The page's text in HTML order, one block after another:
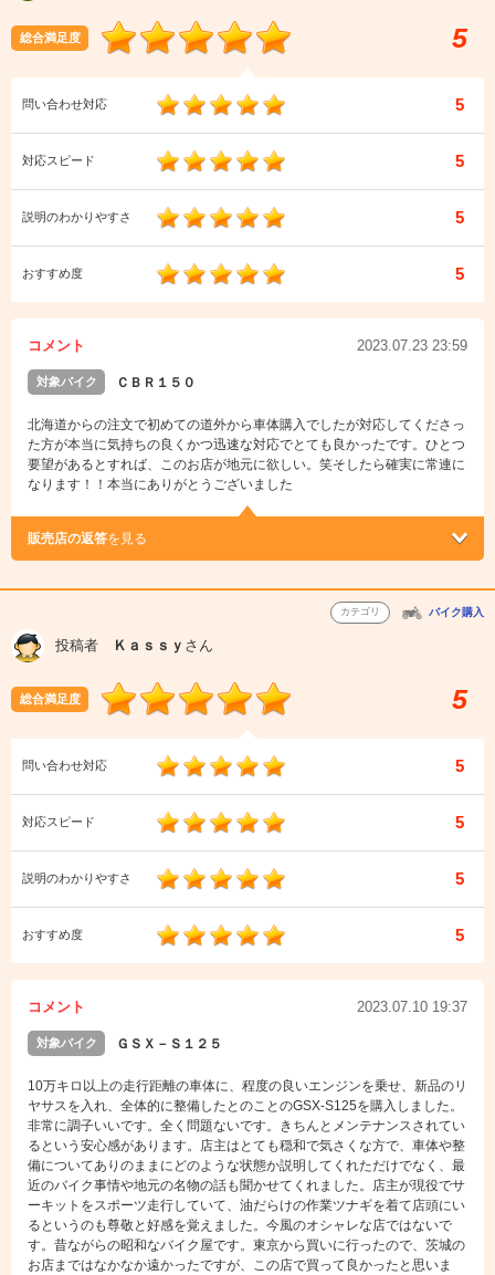
総合満足度 5
問い合わせ対応 5
対応スピード 5
説明のわかりやすさ 5
おすすめ度 5
コメント 2023.07.23 23:59
対象バイク ＣＢＲ１５０
北海道からの注文で初めての道外から車体購入でしたが対応してくださっ
た方が本当に気持ちの良くかつ迅速な対応でとても良かったです。ひとつ
要望があるとすれば、このお店が地元に欲しい。笑そしたら確実に常連に
なります！！本当にありがとうございました
販売店の返答を見る
カテゴリ バイク購入
投稿者 Ｋａｓｓｙ さん
総合満足度 5
問い合わせ対応 5
対応スピード 5
説明のわかりやすさ 5
おすすめ度 5
コメント 2023.07.10 19:37
対象バイク ＧＳＸ－Ｓ１２５
10万キロ以上の走行距離の車体に、程度の良いエンジンを乗せ、新品のリ
ヤサスを入れ、全体的に整備したとのことのGSX-S125を購入しました。
非常に調子いいです。全く問題ないです。きちんとメンテナンスされてい
るという安心感があります。店主はとても穏和で気さくな方で、車体や整
備についてありのままにどのような状態か説明してくれただけでなく、最
近のバイク事情や地元の名物の話も聞かせてくれました。店主が現役でサ
ーキットをスポーツ走行していて、油だらけの作業ツナギを着て店頭にい
るというのも尊敬と好感を覚えました。今風のオシャレな店ではないで
す。昔ながらの昭和なバイク屋です。東京から買いに行ったので、茨城の
お店まではなかなか遠かったですが、この店で買って良かったと思いま